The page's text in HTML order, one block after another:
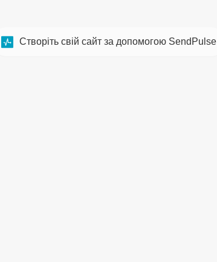
Створіть свій сайт за допомогою SendPulse